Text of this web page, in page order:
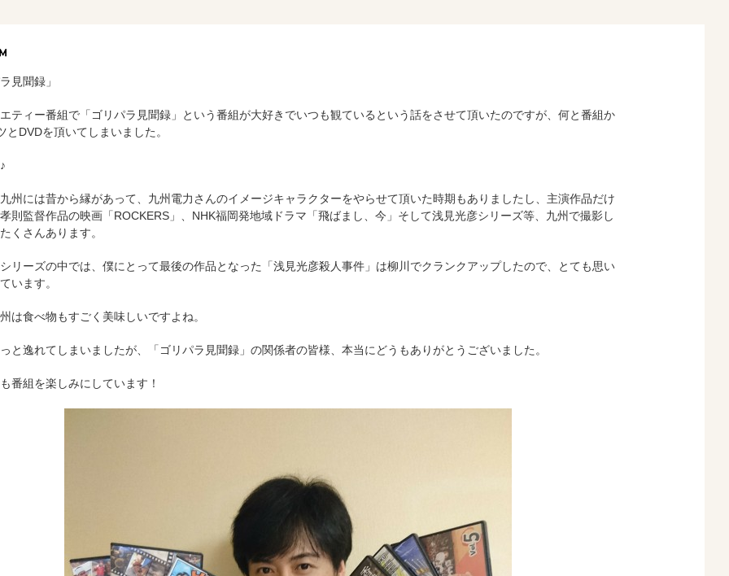
見聞録」
ティー番組で「ゴリパラ見聞録」という番組が大好きでいつも観ているという話をさせて頂いたのですが、何と番組か
とDVDを頂いてしまいました。
州には昔から縁があって、九州電力さんのイメージキャラクターをやらせて頂いた時期もありましたし、主演作品だけ
則監督作品の映画「ROCKERS」、NHK福岡発地域ドラマ「飛ばまし、今」そして浅見光彦シリーズ等、九州で撮影し
くさんあります。
リーズの中では、僕にとって最後の作品となった「浅見光彦殺人事件」は柳川でクランクアップしたので、とても思い
います。
は食べ物もすごく美味しいですよね。
と逸れてしまいましたが、「ゴリパラ見聞録」の関係者の皆様、本当にどうもありがとうございました。
番組を楽しみにしています！